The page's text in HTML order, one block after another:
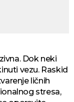
Dok neki
vezu. Raskid
ličnih
stresa,